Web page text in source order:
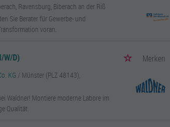
Ravensburg, Biberach an der Riß
Sie Berater für Gewerbe- und
voran.
W/D) Merken
KG / Münster (PLZ 48143),
Waldner! Montiere moderne Labore im
Qualität.